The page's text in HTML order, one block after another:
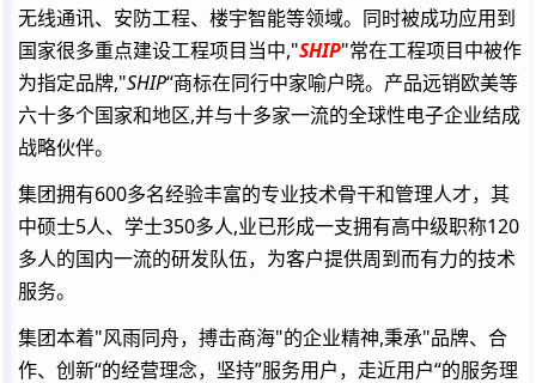
无线通讯、安防工程、楼宇智能等领域。同时被成功应用到
国家很多重点建设工程项目当中,"SHIP"常在工程项目中被作
为指定品牌,"SHIP“商标在同行中家喻户晓。产品远销欧美等
六十多个国家和地区,并与十多家一流的全球性电子企业结成
战略伙伴。
集团拥有600多名经验丰富的专业技术骨干和管理人才，其
中硕士5人、学士350多人,业已形成一支拥有高中级职称120
多人的国内一流的研发队伍，为客户提供周到而有力的技术
服务。
集团本着"风雨同舟，搏击商海"的企业精神,秉承"品牌、合
作、创新“的经营理念，坚持”服务用户，走近用户“的服务理